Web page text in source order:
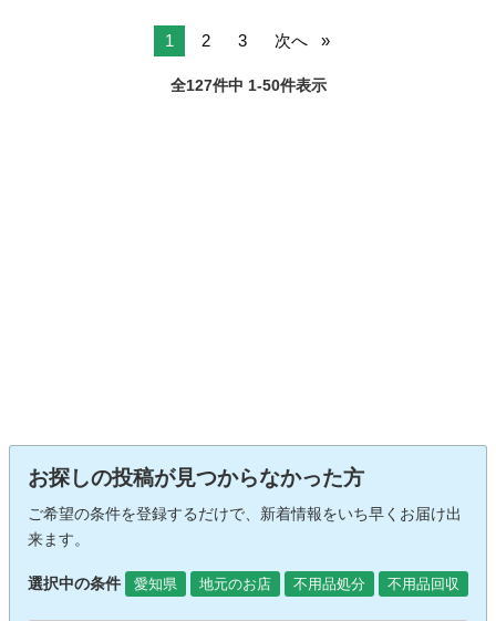
1 2 3 次へ
全127件中 1-50件表示
お探しの投稿が見つからなかった方
ご希望の条件を登録するだけで、新着情報をいち早くお届け出
来ます。
選択中の条件 愛知県 地元のお店 不用品処分 不用品回収